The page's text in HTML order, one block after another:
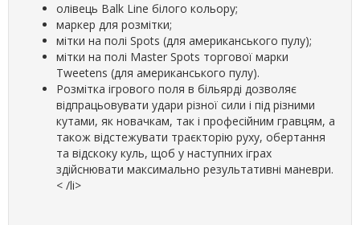
олівець Balk Line білого кольору;
маркер для розмітки;
мітки на полі Spots (для американського пулу);
мітки на полі Master Spots торгової марки
Tweetens (для американського пулу).
Розмітка ігрового поля в більярді дозволяє
відпрацьовувати удари різної сили і під різними
кутами, як новачкам, так і професійним гравцям, а
також відстежувати траєкторію руху, обертання
та відскоку куль, щоб у наступних іграх
здійснювати максимально результативні маневри.
< /li>